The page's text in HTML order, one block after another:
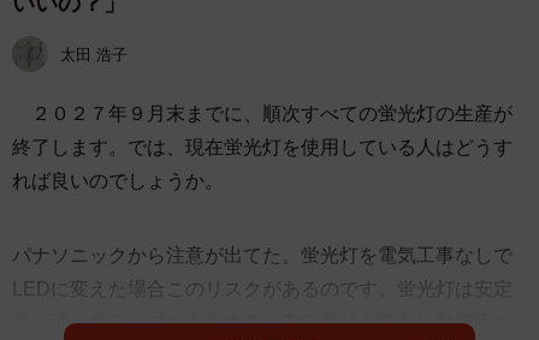
太田 浩子
２０２７年９月末までに、順次すべての蛍光灯の生産が
終了します。では、現在蛍光灯を使用している人はどうす
れば良いのでしょうか。
パナソニックから注意が出てた。蛍光灯を電気工事なしで
LEDに変えた場合このリスクがあるのです。蛍光灯は安定
器を通してランプが点灯する。安定器は必要な始動電圧を